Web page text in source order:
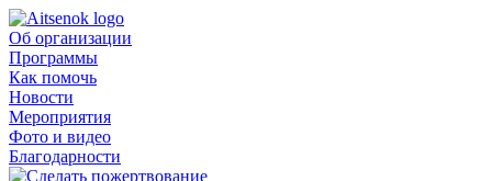
Об организации
Программы
Как помочь
Новости
Мероприятия
Фото и видео
Благодарности